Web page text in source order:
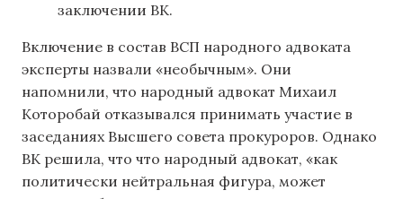
заключении ВК.
Включение в состав ВСП народного адвоката
эксперты назвали «необычным». Они
напомнили, что народный адвокат Михаил
Которобай отказывался принимать участие в
заседаниях Высшего совета прокуроров. Однако
ВК решила, что что народный адвокат, «как
политически нейтральная фигура, может